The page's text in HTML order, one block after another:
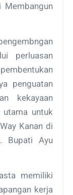
Membangun
perluasan
penguatan
kekayaan
utama untuk
Kanan di
Bupati Ayu
memiliki
kerja